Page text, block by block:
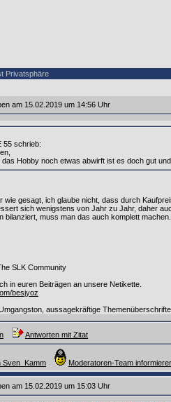
Privatsphäre
am 15.02.2019 um 14:56 Uhr
55 schrieb:
das Hobby noch etwas abwirft ist es doch gut
wie gesagt, ich glaube nicht, dass durch
sich wenigstens von Jahr zu Jahr, daher
bilanziert, muss man das auch komplett machen...
SLK Community
in euren Beiträgen an unsere Netikette.
besjyoz
aussagekräftige
Antworten mit Zitat
Sven_Kamm Moderatoren-Team
am 15.02.2019 um 15:03 Uhr